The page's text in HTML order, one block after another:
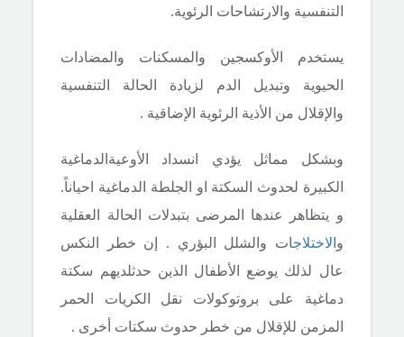
التنفسية والارتشاحات الرئوية.
يستخدم الأوكسجين والمسكنات والمضادات
الحيوية وتبديل الدم لزيادة الحالة التنفسية
والإقلال من الأذية الرئوية الإضاقية .
وبشكل مماثل يؤدي انسداد الأوعيةالدماغية
الكبيرة لحدوث السكتة او الجلطة الدماغية احياناً.
و يتظاهر عندها المرضى بتبدلات الحالة العقلية
و الاختلاجات والشلل البؤري . إن خطر النكس
عال لذلك يوضع الأطفال الذين حدثلديهم سكتة
دماغية على بروتوكولات نقل الكريات الحمر
المزمن للإقلال من خطر حدوث سكتات أخرى .